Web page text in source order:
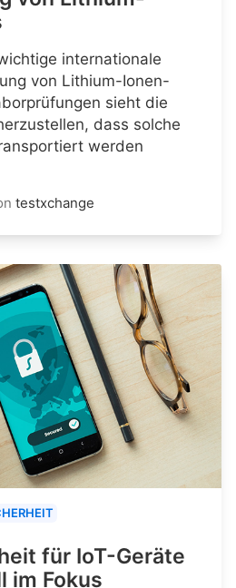
internationale
von Lithium-Ionen-
sieht die
dass solche
werden
testxchange
für IoT-Geräte
im Fokus